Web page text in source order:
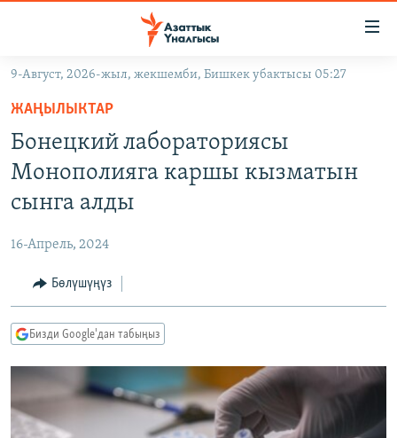
Навигацияга
өтүңүз
Издөөгө
салыңыз
МАДАНИЯТ
ТВ ПРОГРАММАЛАР
БҮГҮН АЗАТТЫКТА
ДАНИСТЕ
ЭЖЕ-СИҢДИЛЕР
ПОДКАСТ
Русский
ОНЛАЙН ШЕРИНЕ
9-Август, 2026-жыл, жекшемби, Бишкек убактысы 05:27
ЖАҢЫЛЫКТАР
Бонецкий лабораториясы
Монополияга каршы кызматын
сынга алды
16-Апрель, 2024
Бөлүшүңүз
Бизди Google'дан табыңыз